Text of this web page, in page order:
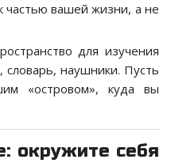
частью вашей жизни, а не
для изучения
наушники. Пусть
«островом», куда вы
окружите себя